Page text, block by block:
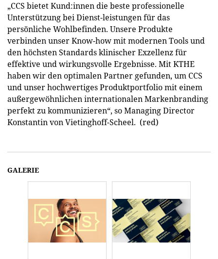
„CCS bietet Kund:innen die beste professionelle
Unterstützung bei Dienst-leistungen für das
persönliche Wohlbefinden. Unsere Produkte
verbinden unser Know-how mit modernen Tools und
den höchsten Standards klinischer Exzellenz für
effektive und wirkungsvolle Ergebnisse. Mit KTHE
haben wir den optimalen Partner gefunden, um CCS
und unser hochwertiges Produktportfolio mit einem
außergewöhnlichen internationalen Markenbranding
perfekt zu kommunizieren“, so Managing Director
Konstantin von Vietinghoff-Scheel. (red)
GALERIE